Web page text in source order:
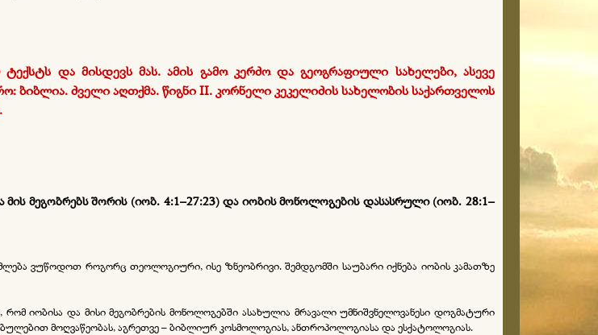
და მისდევს მას. ამის გამო კერძო და გეოგრაფიული სახელები, ასევე
ბიბლია. ძველი აღთქმა. წიგნი II. კორნელი კეკელიძის სახელობის საქართველოს
მეგობრებს შორის (იობ. 4:1–27:23) და იობის მონოლოგების დასასრული (იობ. 28:1–
ვუწოდოთ როგორც თეოლოგიური, ისე ზნეობრივი. შემდგომში საუბარი იქნება იობის კამათზე
იობისა და მისი მეგობრების მონოლოგებში ასახულია მრავალი უმნიშვნელოვანესი დოგმატური
მოღვაწეობას, აგრეთვე – ბიბლიურ კოსმოლოგიას, ანთროპოლოგიასა და ესქატოლოგიას.